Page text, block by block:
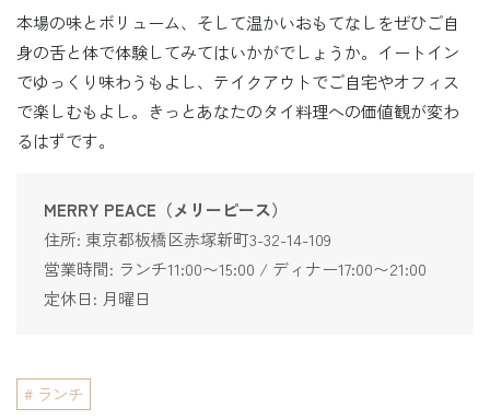
本場の味とボリューム、そして温かいおもてなしをぜひご自
身の舌と体で体験してみてはいかがでしょうか。イートイン
でゆっくり味わうもよし、テイクアウトでご自宅やオフィス
で楽しむもよし。きっとあなたのタイ料理への価値観が変わ
るはずです。
MERRY PEACE（メリーピース）
住所: 東京都板橋区赤塚新町3-32-14-109
営業時間: ランチ11:00〜15:00 / ディナー17:00〜21:00
定休日: 月曜日
ランチ